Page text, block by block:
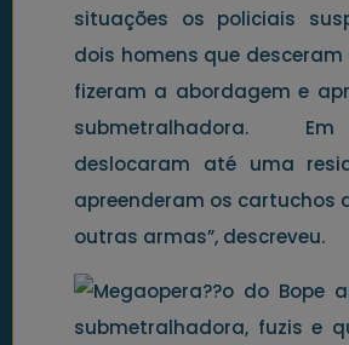
situações os policiais
dois homens que desceram
fizeram a abordagem e
submetralhadora.
deslocaram até uma
apreenderam os cartuchos
outras armas”, descreveu.